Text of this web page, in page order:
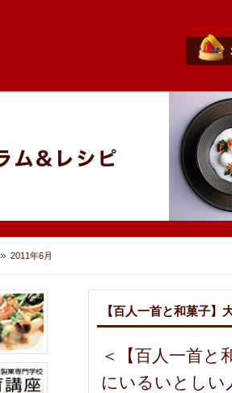
2011年6月
【百人一首と和菓子】
＜【百人一首
にいるいとしい